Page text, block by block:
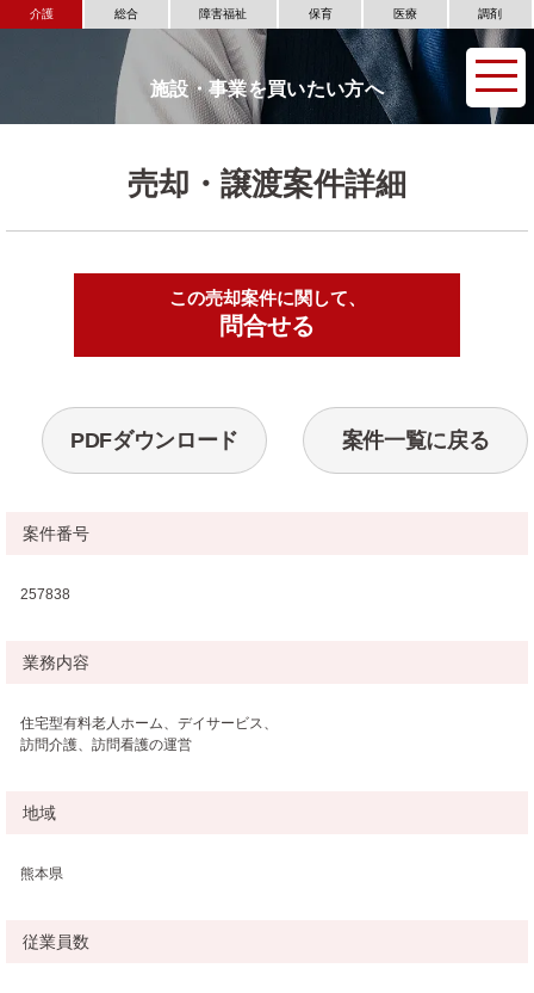
介護 総合 障害福祉 保育 医療 調剤
施設・事業を買いたい方へ
売却・譲渡案件詳細
この売却案件に関して、
問合せる
PDFダウンロード 案件一覧に戻る
案件番号
257838
業務内容
住宅型有料老人ホーム、デイサービス、
訪問介護、訪問看護の運営
地域
熊本県
従業員数